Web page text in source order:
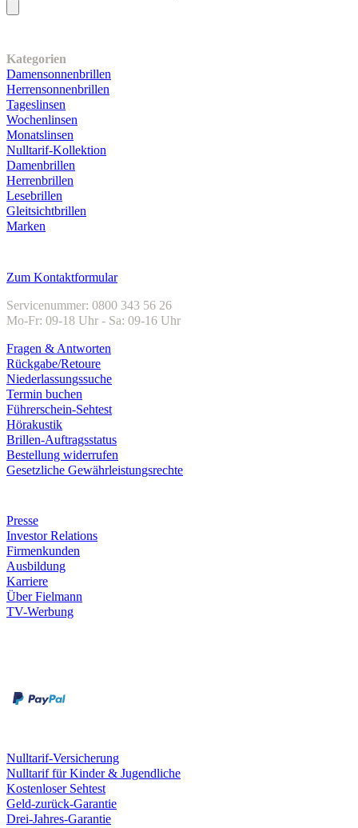
Kategorien
Damensonnenbrillen
Herrensonnenbrillen
Tageslinsen
Wochenlinsen
Monatslinsen
Nulltarif-Kollektion
Damenbrillen
Herrenbrillen
Lesebrillen
Gleitsichtbrillen
Marken
Zum Kontaktformular
Servicenummer: 0800 343 56 26
Mo-Fr: 09-18 Uhr - Sa: 09-16 Uhr
Fragen & Antworten
Rückgabe/Retoure
Niederlassungssuche
Termin buchen
Führerschein-Sehtest
Hörakustik
Brillen-Auftragsstatus
Bestellung widerrufen
Gesetzliche Gewährleistungsrechte
Presse
Investor Relations
Firmenkunden
Ausbildung
Karriere
Über Fielmann
TV-Werbung
Nulltarif-Versicherung
Nulltarif für Kinder & Jugendliche
Kostenloser Sehtest
Geld-zurück-Garantie
Drei-Jahres-Garantie